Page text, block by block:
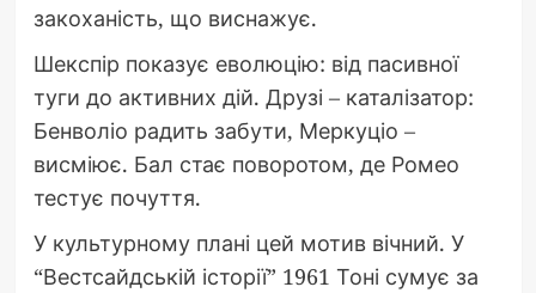
закоханість, що виснажує.
Шекспір показує еволюцію: від пасивної
туги до активних дій. Друзі – каталізатор:
Бенволіо радить забути, Меркуціо –
висміює. Бал стає поворотом, де Ромео
тестує почуття.
У культурному плані цей мотив вічний. У
“Вестсайдській історії” 1961 Тоні сумує за